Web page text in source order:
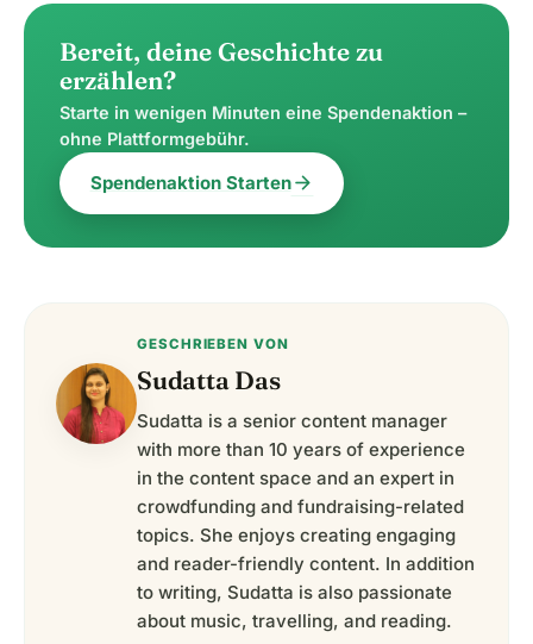
Bereit, deine Geschichte zu
erzählen?
Starte in wenigen Minuten eine Spendenaktion –
ohne Plattformgebühr.
Spendenaktion Startenarrow_forward
GESCHRIEBEN VON
Sudatta Das
Sudatta is a senior content manager
with more than 10 years of experience
in the content space and an expert in
crowdfunding and fundraising-related
topics. She enjoys creating engaging
and reader-friendly content. In addition
to writing, Sudatta is also passionate
about music, travelling, and reading.